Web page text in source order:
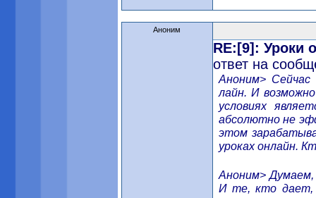
Аноним
RE:[9]: Уроки
ответ на
Аноним> Сейчас
лайн. И
условиях
абсолютно не
этом
уроках онлайн.
Аноним> Думаем,
И те, кто дает,